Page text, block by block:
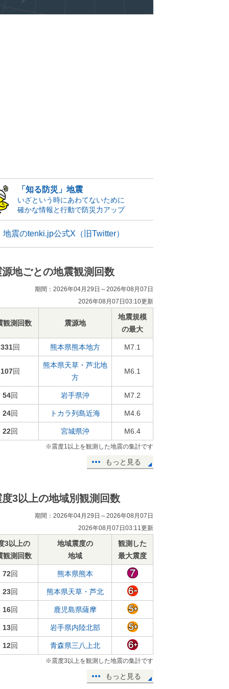
「知る防災」地震
いざという時にあわてないために
確かな情報と行動で防災力アップ
地震のtenki.jp公式X（旧Twitter）
源地ごとの地震観測回数
期間：2026年04月29日～2026年08月07日
2026年08月07日03:10更新
観測回数 震源地
地震規模
の最大
331回 熊本県熊本地方 M7.1
107回
熊本県天草・芦北地
方
M6.1
54回 岩手県沖 M7.2
24回 トカラ列島近海 M4.6
22回 宮城県沖 M6.4
※震度1以上を観測した地震の集計です
もっと見る
度3以上の地域別観測回数
期間：2026年04月29日～2026年08月07日
2026年08月07日03:11更新
3以上の
観測回数
地域震度の
地域
観測した
最大震度
72回 熊本県熊本
23回 熊本県天草・芦北
16回 鹿児島県薩摩
13回 岩手県内陸北部
12回 青森県三八上北
※震度3以上を観測した地震の集計です
もっと見る